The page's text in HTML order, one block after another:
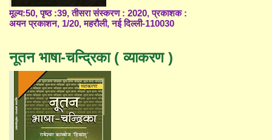
मूल्य:50, पृष्ठ :39, तीसरा संस्करण : 2020, प्रकाशक :
अयन प्रकाशन, 1/20, महरौली, नई दिल्ली-110030
नूतन भाषा-चन्द्रिका ( व्याकरण )